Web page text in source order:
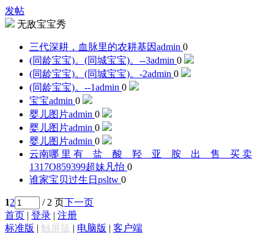
发帖
无敌宝宝秀
三代深耕，血脉里的农耕基因admin 0
(同龄宝宝)。(同城宝宝)。--3admin 0
(同龄宝宝)。(同城宝宝)。-2admin 0
(同龄宝宝)。--1admin 0
宝宝admin 0
婴儿图片admin 0
婴儿图片admin 0
婴儿图片admin 0
云南哪 里 有 盐 酸 羟 亚 胺 出 售 买 卖
1317O859399超妹凡怡 0
谁家宝贝过生日 psltw 0
12 / 2 页下一页
首页 | 登录 | 注册
标准版 | 触屏版 | 电脑版 | 客户端